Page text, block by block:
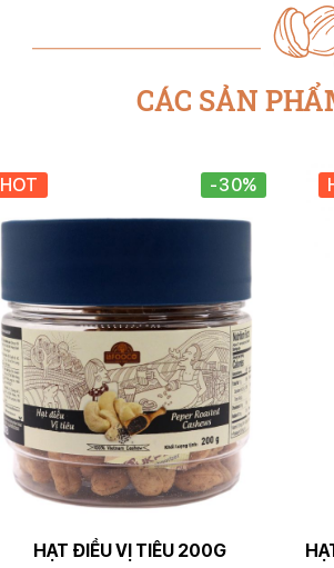
CÁC SẢN
HOT -30%
HẠT ĐIỀU VỊ TIÊU 200G